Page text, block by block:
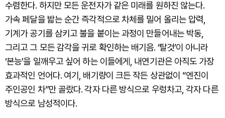
수렴한다. 하지만 모든 운전자가 같은 미래를 원하진 않는다.
가속 페달을 밟는 순간 즉각적으로 차체를 밀어 올리는 압력,
기계가 공기를 삼키고 불을 붙이는 과정이 만들어내는 박동,
그리고 그 모든 감각을 귀로 확인하는 배기음. ‘탈것’이 아니라
‘본능’을 일깨우고 싶어 하는 이들에게, 내연기관은 아직도 가장
효과적인 언어다. 여기, 배기량이 크든 작든 상관없이 “엔진이
주인공인 차”만 골랐다. 각자 다른 방식으로 우렁차고, 각자 다른
방식으로 남성적이다.